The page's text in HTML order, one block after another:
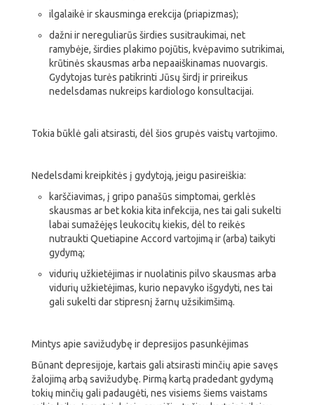
ilgalaikė ir skausminga erekcija (priapizmas);
dažni ir nereguliarūs širdies susitraukimai, net
ramybėje, širdies plakimo pojūtis, kvėpavimo sutrikimai,
krūtinės skausmas arba nepaaiškinamas nuovargis.
Gydytojas turės patikrinti Jūsų širdį ir prireikus
nedelsdamas nukreips kardiologo konsultacijai.
Tokia būklė gali atsirasti, dėl šios grupės vaistų vartojimo.
Nedelsdami kreipkitės į gydytoją, jeigu pasireiškia:
karščiavimas, į gripo panašūs simptomai, gerklės
skausmas ar bet kokia kita infekcija, nes tai gali sukelti
labai sumažėjęs leukocitų kiekis, dėl to reikės
nutraukti Quetiapine Accord vartojimą ir (arba) taikyti
gydymą;
vidurių užkietėjimas ir nuolatinis pilvo skausmas arba
vidurių užkietėjimas, kurio nepavyko išgydyti, nes tai
gali sukelti dar stipresnį žarnų užsikimšimą.
Mintys apie savižudybę ir depresijos pasunkėjimas
Būnant depresijoje, kartais gali atsirasti minčių apie savęs
žalojimą arbą savižudybę. Pirmą kartą pradedant gydymą
tokių minčių gali padaugėti, nes visiems šiems vaistams